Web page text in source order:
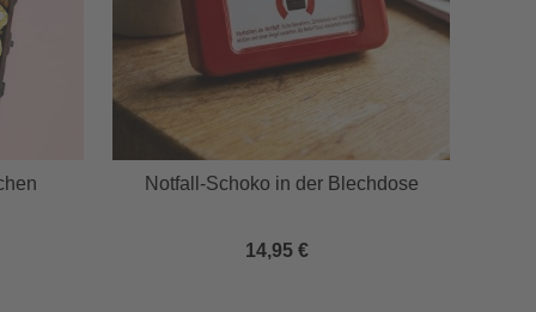
Notfall-Schoko in der Blechdose
14,95 €